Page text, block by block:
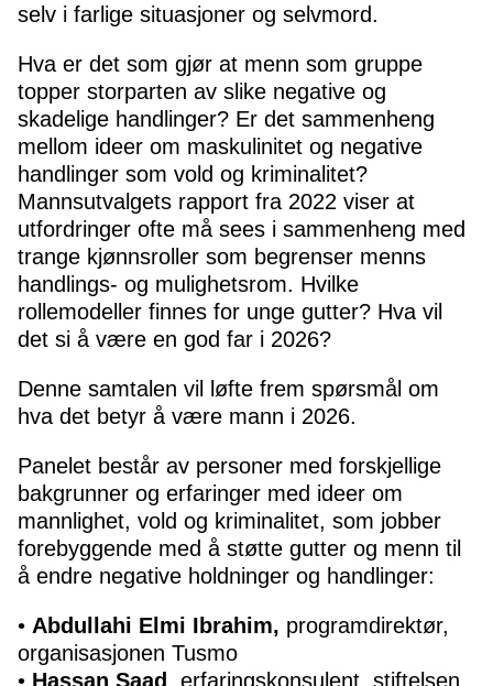
selv i farlige situasjoner og selvmord.
Hva er det som gjør at menn som gruppe
topper storparten av slike negative og
skadelige handlinger? Er det sammenheng
mellom ideer om maskulinitet og negative
handlinger som vold og kriminalitet?
Mannsutvalgets rapport fra 2022 viser at
utfordringer ofte må sees i sammenheng med
trange kjønnsroller som begrenser menns
handlings- og mulighetsrom. Hvilke
rollemodeller finnes for unge gutter? Hva vil
det si å være en god far i 2026?
Denne samtalen vil løfte frem spørsmål om
hva det betyr å være mann i 2026.
Panelet består av personer med forskjellige
bakgrunner og erfaringer med ideer om
mannlighet, vold og kriminalitet, som jobber
forebyggende med å støtte gutter og menn til
å endre negative holdninger og handlinger:
• Abdullahi Elmi Ibrahim, programdirektør,
organisasjonen Tusmo
• Hassan Saad , erfaringskonsulent, stiftelsen